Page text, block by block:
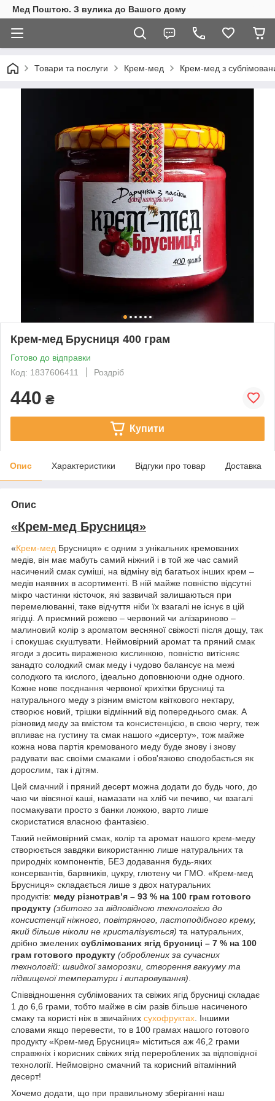
Мед Поштою. З вулика до Вашого дому
Товари та послуги Крем-мед Крем-мед з
Крем-мед Брусниця 400 грам
Готово до відправки
Код: 1837606411
Роздріб
440 ₴
Купити
Опис Характеристики Відгуки про товар Доставка
Опис
«Крем-мед Брусниця»
«Крем-мед Брусниця» є одним з унікальних кремованих
медів, він має мабуть самий ніжний і в той же час самий
насичений смак суміші, на відміну від багатьох інших крем –
медів наявних в асортименті. В ній майже повністю відсутні
мікро частинки кісточок, які зазвичай залишаються при
перемелюванні, таке відчуття ніби їх взагалі не існує в цій
ягідці. А приємний рожево – червоний чи алізариново –
малиновий колір з ароматом весняної свіжості після дощу, так
і спокушає скуштувати. Неймовірний аромат та пряний смак
ягоди з досить вираженою кислинкою, повністю витісняє
занадто солодкий смак меду і чудово балансує на межі
солодкого та кислого, ідеально доповнюючи одне одного.
Кожне нове поєднання червоної крихітки брусниці та
натурального меду з різним вмістом квіткового нектару,
створює новий, трішки відмінний від попереднього смак. А
різновид меду за вмістом та консистенцією, в свою чергу, теж
впливає на густину та смак нашого «дисерту», тож майже
кожна нова партія кремованого меду буде знову і знову
радувати вас своїми смаками і обов'язково сподобається як
дорослим, так і дітям.
Цей смачний і пряний десерт можна додати до будь чого, до
чаю чи вівсяної каші, намазати на хліб чи печиво, чи взагалі
посмакувати просто з банки ложкою, варто лише
скористатися власною фантазією.
Такий неймовірний смак, колір та аромат нашого крем-меду
створюється завдяки використанню лише натуральних та
природніх компонентів, БЕЗ додавання будь-яких
консервантів, барвників, цукру, глютену чи ГМО. «Крем-мед
Брусниця» складається лише з двох натуральних
продуктів: меду різнотрав’я – 93 % на 100 грам готового
продукту (збитого за відповідною технологією до
консистенції ніжного, повітряного, пастоподібного крему,
який більше ніколи не кристалізується) та натуральних,
дрібно змелених сублімованих ягід брусниці – 7 % на 100
грам готового продукту (оброблених за сучасних
технологій: швидкої заморозки, створення вакууму та
підвищеної температури і випаровування).
Співвідношення сублімованих та свіжих ягід брусниці складає
1 до 6,6 грами, тобто майже в сім разів більше насиченого
смаку та користі ніж в звичайних сухофруктах. Іншими
словами якщо перевести, то в 100 грамах нашого готового
продукту «Крем-мед Брусниця» міститься аж 46,2 грами
справжніх і корисних свіжих ягід перероблених за відповідної
технології. Неймовірно смачний та корисний вітамінний
десерт!
Хочемо додати, що при правильному зберіганні наш